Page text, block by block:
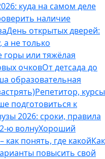
куда на самом деле
наличие
День открытых дверей:
а не только
горы или тяжёлая
очковОт детсада до
образовательная
Репетитор, курсы
подготовиться к
2026: сроки, правила
волнуХороший
как понять, где какойКак
повысить свой